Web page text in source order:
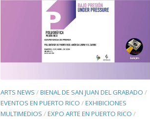
ARTS NEWS /BIENAL DE SAN JUAN DEL GRABADO /
EVENTOS EN PUERTO RICO /EXHIBICIONES
MULTIMEDIOS /EXPO ARTE EN PUERTO RICO /